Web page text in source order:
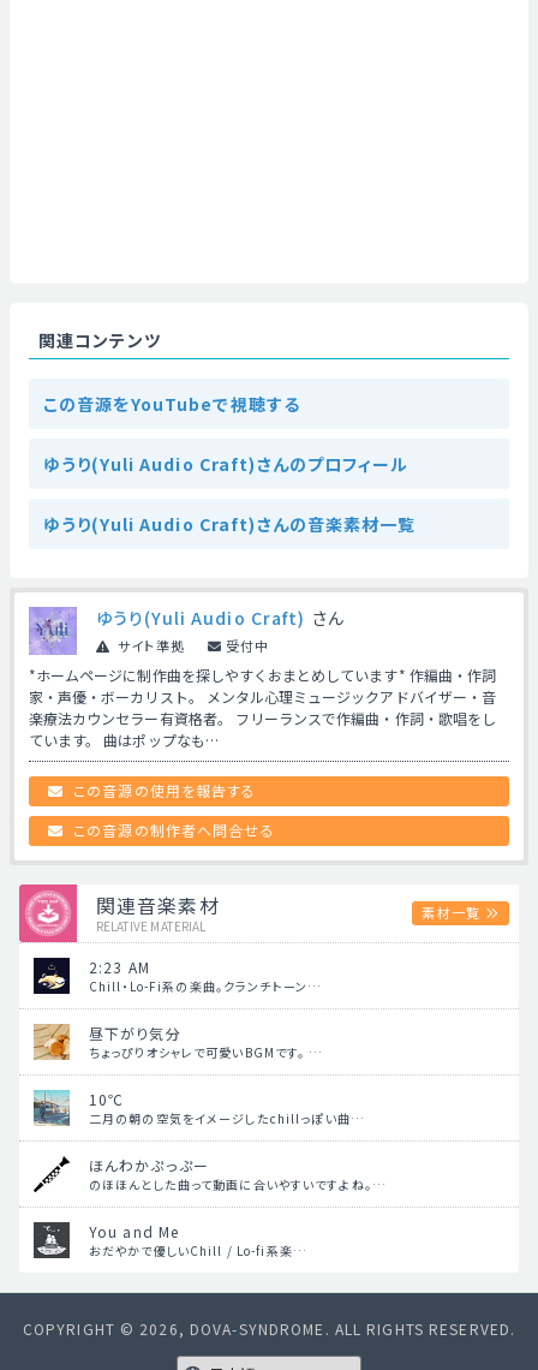
関連コンテンツ
この音源をYouTubeで視聴する
ゆうり(Yuli Audio Craft)さんのプロフィール
ゆうり(Yuli Audio Craft)さんの音楽素材一覧
ゆうり(Yuli Audio Craft) さん
サイト準拠 受付中
*ホームページに制作曲を探しやすくおまとめしています* 作編曲・作詞
家・声優・ボーカリスト。 メンタル心理ミュージックアドバイザー・音
楽療法カウンセラー有資格者。 フリーランスで作編曲・作詞・歌唱をし
ています。 曲はポップなも…
この音源の使用を報告する
この音源の制作者へ問合せる
関連音楽素材
RELATIVE MATERIAL
素材一覧
2:23 AM
Chill・Lo-Fi系の楽曲。クランチトーン…
昼下がり気分
ちょっぴりオシャレで可愛いBGMです。 …
10℃
二月の朝の空気をイメージしたchillっぽい曲…
ほんわかぷっぷー
のほほんとした曲って動画に合いやすいですよね。…
You and Me
おだやかで優しいChill / Lo-fi系楽…
COPYRIGHT © 2026, DOVA-SYNDROME. ALL RIGHTS RESERVED.